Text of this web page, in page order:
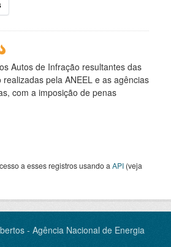
Autos de Infração resultantes das
pela ANEEL e as agências
com a imposição de penas
a esses registros usando a API (veja
- Agência Nacional de Energia